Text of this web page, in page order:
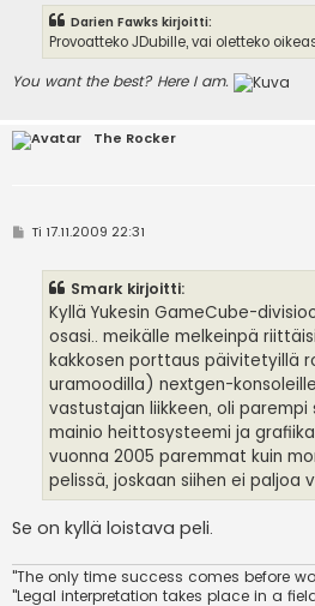
Darien Fawks kirjoitti:
Provoatteko JDubille, vai oletteko
You want the best? Here I am.
The Rocker
VTi 17.11.2009 22:31
Smark kirjoitti:
Kyllä Yukesin GameCube-
osasi.. meikälle melkeinpä
kakkosen porttaus päivitetyillä
uramoodilla) nextgen-
vastustajan liikkeen, oli parempi
mainio heittosysteemi ja
vuonna 2005 paremmat kuin
pelissä, joskaan siihen ei paljoa
Se on kyllä loistava peli.
"The only time success comes before
"Legal interpretation takes place in a